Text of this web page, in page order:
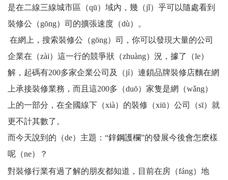
是在二線三線城市區（qū）域內，幾（jǐ）乎可以隨處看到
裝修公（gōng）司的擴張速度（dù）。
在網上，搜索裝修公（gōng）司，你可以發現大量的公司
企業在（zài）這一行的競爭狀（zhuàng）況，據了（le）
解，起碼有200多家企業公司及（jí）連鎖品牌裝修店麵在網
上承接裝修業務，而且這200多（duō）家隻是網（wǎng）
上的一部分，在全國線下（xià）的裝修（xiū）公司（sī）就
更不計其數了。
而今天說到的（de）主題：“鋅鋼護欄”的發展今後會怎麽樣
呢（ne）？
對裝修行業有過了解的朋友都知道，目前在房（fáng）地